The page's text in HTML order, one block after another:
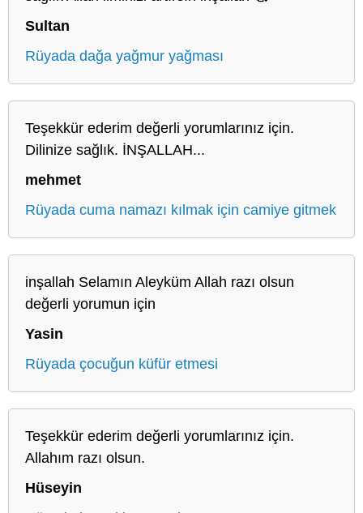
Sultan
Rüyada dağa yağmur yağması
Teşekkür ederim değerli yorumlarınız için.
Dilinize sağlık. İNŞALLAH...
mehmet
Rüyada cuma namazı kılmak için camiye gitmek
inşallah Selamın Aleyküm Allah razı olsun
değerli yorumun için
Yasin
Rüyada çocuğun küfür etmesi
Teşekkür ederim değerli yorumlarınız için.
Allahım razı olsun.
Hüseyin